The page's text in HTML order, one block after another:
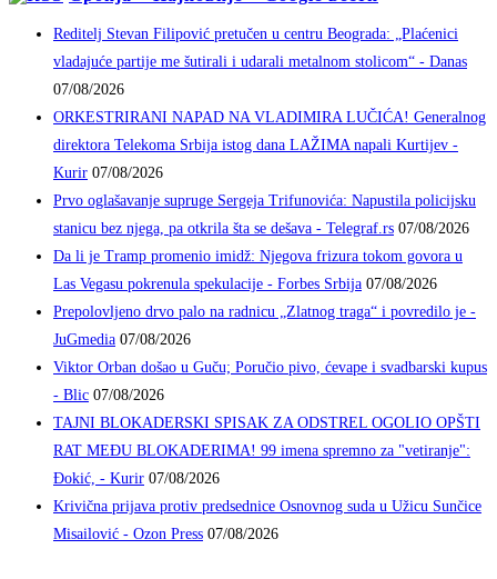
Reditelj Stevan Filipović pretučen u centru Beograda: „Plaćenici
vladajuće partije me šutirali i udarali metalnom stolicom“ - Danas
07/08/2026
ORKESTRIRANI NAPAD NA VLADIMIRA LUČIĆA! Generalnog
direktora Telekoma Srbija istog dana LAŽIMA napali Kurtijev -
Kurir 07/08/2026
Prvo oglašavanje supruge Sergeja Trifunovića: Napustila policijsku
stanicu bez njega, pa otkrila šta se dešava - Telegraf.rs 07/08/2026
Da li je Tramp promenio imidž: Njegova frizura tokom govora u
Las Vegasu pokrenula spekulacije - Forbes Srbija 07/08/2026
Prepolovljeno drvo palo na radnicu „Zlatnog traga“ i povredilo je -
JuGmedia 07/08/2026
Viktor Orban došao u Guču; Poručio pivo, ćevape i svadbarski kupus
- Blic 07/08/2026
TAJNI BLOKADERSKI SPISAK ZA ODSTREL OGOLIO OPŠTI
RAT MEĐU BLOKADERIMA! 99 imena spremno za "vetiranje":
Đokić, - Kurir 07/08/2026
Krivična prijava protiv predsednice Osnovnog suda u Užicu Sunčice
Misailović - Ozon Press 07/08/2026